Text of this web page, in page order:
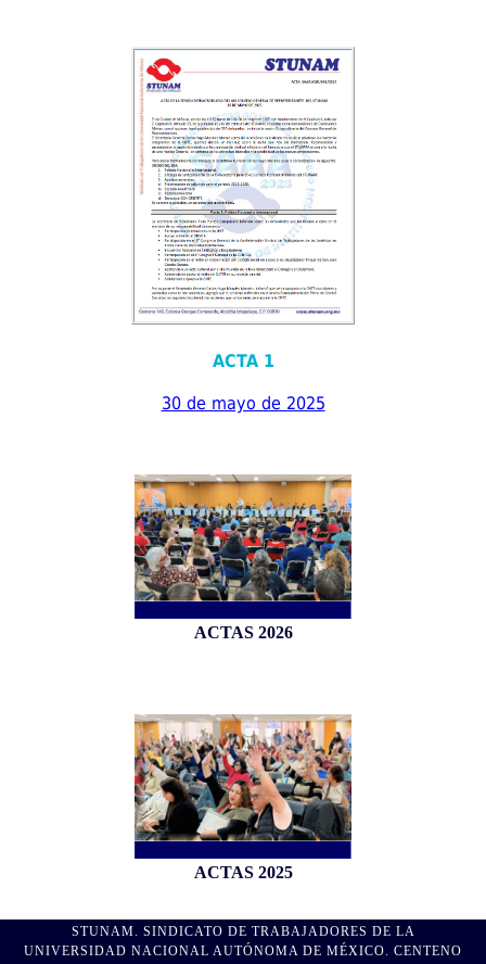
ACTA 1
30 de mayo de 2025
ACTAS 2026
ACTAS 2025
STUNAM. SINDICATO DE TRABAJADORES DE LA
UNIVERSIDAD NACIONAL AUTÓNOMA DE MÉXICO. CENTENO